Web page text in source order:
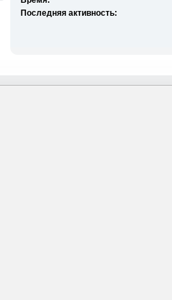
Последняя активность: